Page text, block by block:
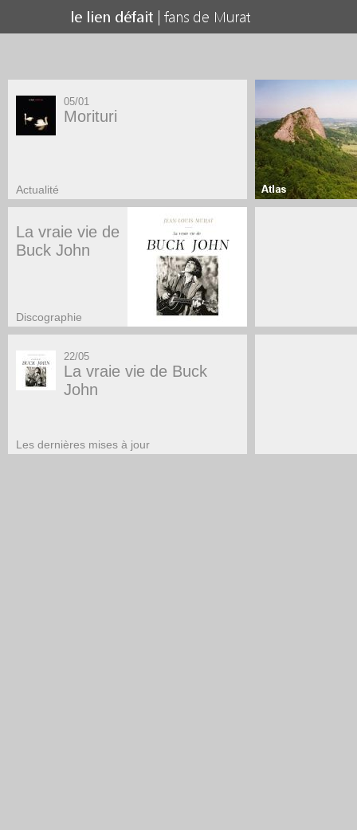
05/01
Morituri
Actualité
La vraie vie de
Buck John
Discographie
22/05
La vraie vie de Buck
John
Les dernières mises à jour